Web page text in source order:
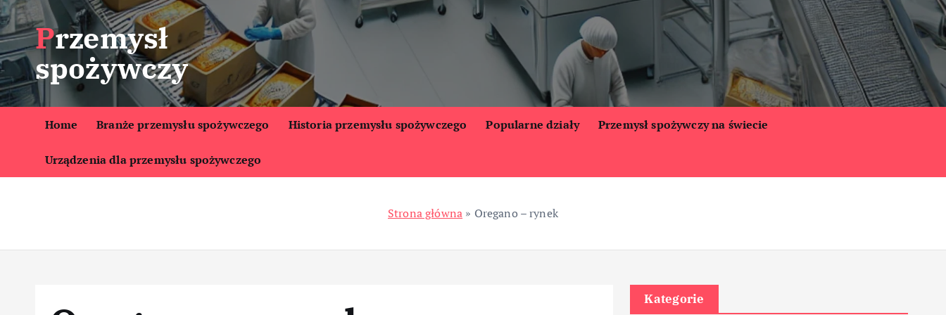
S
k
i
p
t
o
t
Przemysł
spożywczy
Home Branże przemysłu spożywczego Historia przemysłu spożywczego Popularne działy Przemysł spożywczy na świecie
Urządzenia dla przemysłu spożywczego
Strona główna » Oregano – rynek
Kategorie